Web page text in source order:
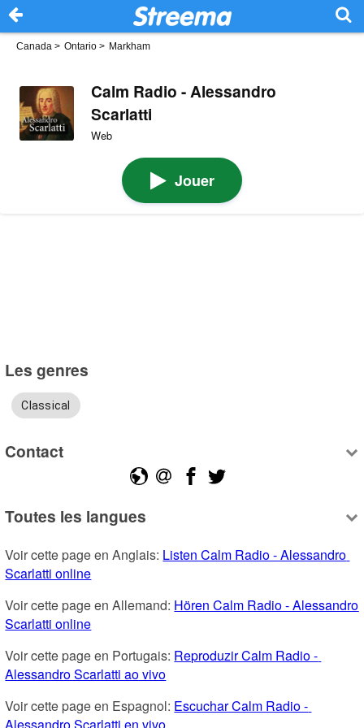
Canada > Ontario > Markham
Calm Radio - Alessandro
Scarlatti
Web
Jouer
Les genres
Classical
Contact
Toutes les langues
Voir cette page en Anglais: Listen Calm Radio - Alessandro
Scarlatti online
Voir cette page en Allemand: Hören Calm Radio - Alessandro
Scarlatti online
Voir cette page en Portugais: Reproduzir Calm Radio -
Alessandro Scarlatti ao vivo
Voir cette page en Espagnol: Escuchar Calm Radio -
Alessandro Scarlatti en vivo